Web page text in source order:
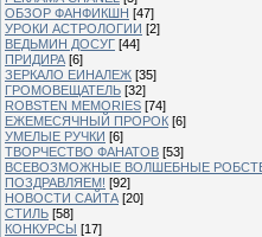
ОБЗОР ФАНФИКШН [47]
УРОКИ АСТРОЛОГИИ [2]
ВЕДЬМИН ДОСУГ [44]
ПРИДИРА [6]
ЗЕРКАЛО ЕИНАЛЕЖ [35]
ГРОМОВЕЩАТЕЛЬ [32]
ROBSTEN MEMORIES [74]
ЕЖЕМЕСЯЧНЫЙ ПРОРОК [6]
УМЕЛЫЕ РУЧКИ [6]
ТВОРЧЕСТВО ФАНАТОВ [53]
ВСЕВОЗМОЖНЫЕ ВОЛШЕБНЫЕ
ПОЗДРАВЛЯЕМ! [92]
НОВОСТИ САЙТА [20]
СТИЛЬ [58]
КОНКУРСЫ [17]